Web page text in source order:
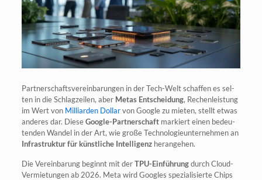
Part­ner­schafts­ver­ein­ba­run­gen in der Tech-Welt schaf­fen es sel­
ten in die Schlag­zei­len, aber Metas Ent­schei­dung, Rechen­leis­tung
im Wert von Mil­li­ar­den Dol­larvon Goog­le zu mie­ten, stellt etwas
ande­res dar. Die­seGoog­le-Part­ner­schaftmar­kiert einen bedeu­
ten­den Wan­del in der Art, wie gro­ße Tech­no­lo­gie­un­ter­neh­men an
Infra­struk­tur für künst­li­che Intel­li­genzherangehen.
Die Ver­ein­ba­rung beginnt mit derTPU-Ein­füh­rungdurch Cloud-
Ver­mie­tun­gen ab 2026. Meta wird Goo­gles spe­zia­li­sier­te Chips